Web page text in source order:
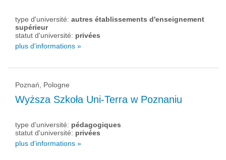
type d'université: autres établissements d'enseignement
supérieur
statut d'université: privées
plus d'informations »
Poznań, Pologne
Wyższa Szkoła Uni-Terra w Poznaniu
type d'université: pédagogiques
statut d'université: privées
plus d'informations »